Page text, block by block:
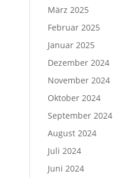
März 2025
Februar 2025
Januar 2025
Dezember 2024
November 2024
Oktober 2024
September 2024
August 2024
Juli 2024
Juni 2024